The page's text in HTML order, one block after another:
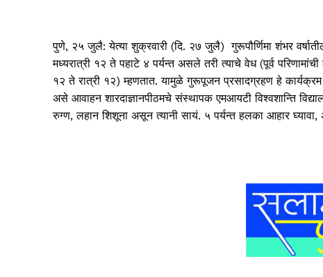
पुणे, २५ जुलै: येत्या शुक्रवारी (दि. २७ जुलै) गुरूपौर्णिमा शंभर
मध्यरात्री १२ ते पहाटे ४ पर्यन्त असले तरी त्याचे वेध (पूर्व
१२ ते रात्री १२) म्हणतात. यामुळे गुरूपूजन प्रसादग्रहण हे कार्यक्रम
असे आवाहन शारदाज्ञानपीठमचे संस्थापक एमआयटी विश्‍वशान्ति
रुग्ण, लहान शिशूना असून त्यानी सायं. ५ पर्यन्त हलका आहार घ्यावा,